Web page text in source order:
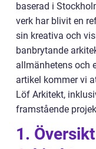
baserad i
verk har blivit en
sin kreativa och
banbrytande
allmänhetens och
artikel kommer vi
Löf Arkitekt,
framstående
1.